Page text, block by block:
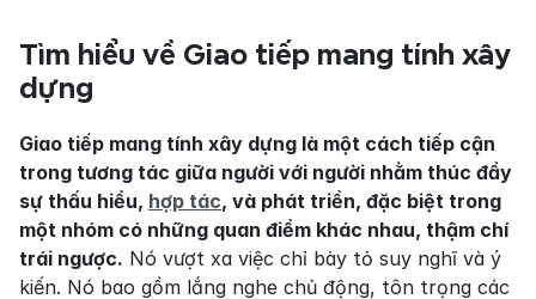
Tìm hiểu về Giao tiếp mang tính xây
dựng
Giao tiếp mang tính xây dựng là một cách tiếp cận
trong tương tác giữa người với người nhằm thúc đẩy
sự thấu hiểu, hợp tác, và phát triển, đặc biệt trong
một nhóm có những quan điểm khác nhau, thậm chí
trái ngược. Nó vượt xa việc chỉ bày tỏ suy nghĩ và ý
kiến. Nó bao gồm lắng nghe chủ động, tôn trọng các